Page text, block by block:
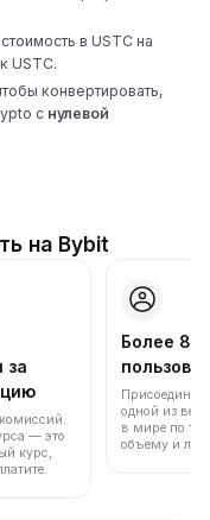
в USTC на
USTC.
конвертировать,
с нулевой
на Bybit
за
— это
курс,
Более 86
одной из
в мире по
объему и